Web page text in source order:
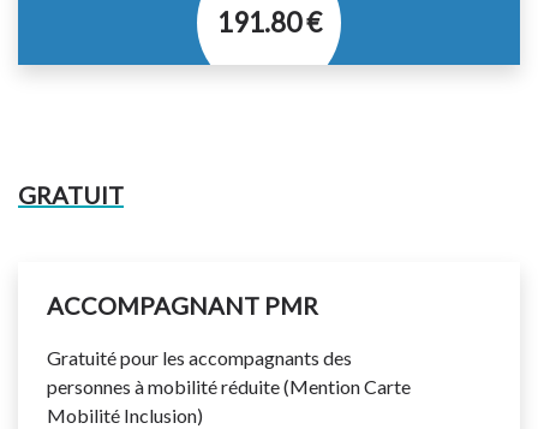
191.80 €
régulières interurbaines suivantes : 310 et 711 à 720.
GRATUIT
ACCOMPAGNANT PMR
Gratuité pour les accompagnants des
personnes à mobilité réduite (Mention Carte
Mobilité Inclusion)